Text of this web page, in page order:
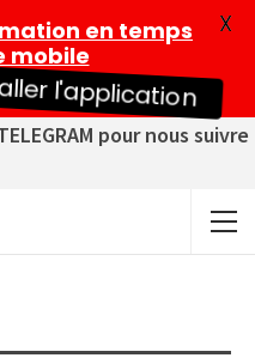
pour nous suivre
en temps
mobile
l'application
X